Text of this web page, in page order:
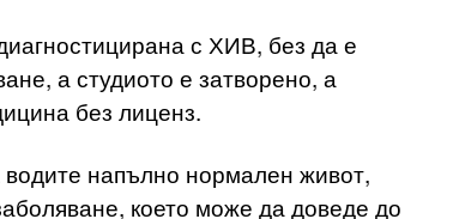
с ХИВ, без да е
а студиото е затворено, а
без лиценз.
напълно нормален живот,
което може да доведе до